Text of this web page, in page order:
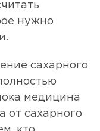
нужно
сахарного
медицина
от сахарного